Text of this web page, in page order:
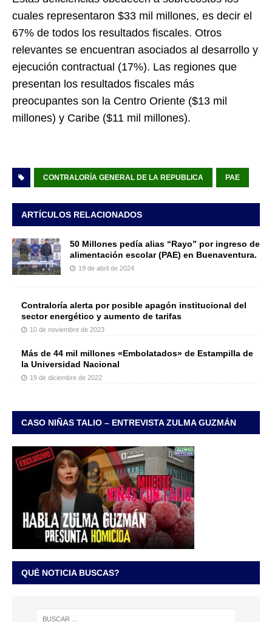
cuales representaron $33 mil millones, es decir el
67% de todos los resultados fiscales. Otros
relevantes se encuentran asociados al desarrollo y
ejecución contractual (17%). Las regiones que
presentan los resultados fiscales más
preocupantes son la Centro Oriente ($13 mil
millones) y Caribe ($11 mil millones).
CONTRALORÍA GENERAL DE LA REPUBLICA PAE
ARTÍCULOS RELACIONADOS
50 Millones pedía alias “Rayo” por ingreso de
alimentación escolar (PAE) en Buenaventura.
19 de abril de 2024
Contraloría alerta por posible apagón institucional del
sector energético y aumento de tarifas
10 de noviembre de 2023
Más de 44 mil millones «Embolatados» de Estampilla de
la Universidad Nacional
19 de diciembre de 2022
CASO NIÑAS TALIO – ENTREVISTA ZULMA GUZMÁN
QUÉ NOTICIA BUSCAS?